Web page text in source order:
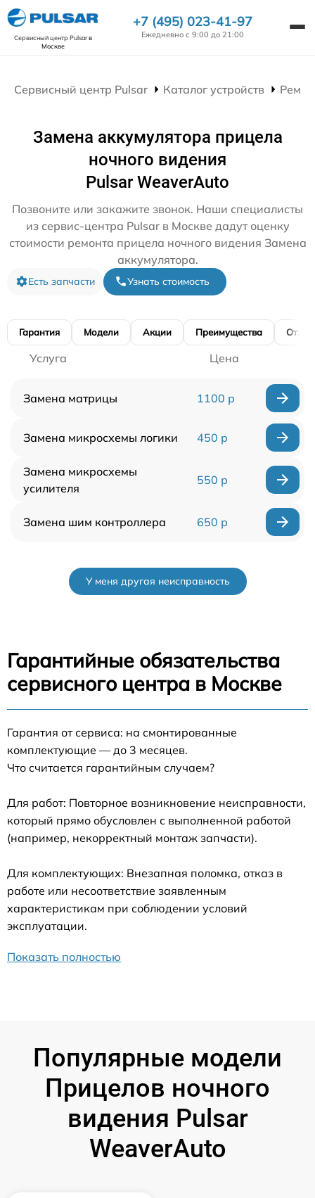
Сервисный центр Pulsarв
Москве
+7 (495) 023-41-97
Ежедневно с 9:00 до 21:00
Сервисный центр Pulsar Каталог устройств
Замена аккумулятора прицела
ночного видения
Pulsar WeaverAuto
Позвоните или закажите звонок. Наши специалисты
из сервис-центра Pulsar в Москве дадут оценку
стоимости ремонта прицела ночного видения Замена
аккумулятора.
Есть запчасти Узнать стоимость
Гарантия Модели Акции Преимущества
Услуга Цена
Замена матрицы 1100 р
Замена микросхемы логики 450 р
Замена микросхемы
усилителя
550 р
Замена шим контроллера 650 р
У меня другая неисправность
Гарантийные обязательства
сервисного центра в Москве
Гарантия от сервиса: на смонтированные
комплектующие — до 3 месяцев.
Что считается гарантийным случаем?
Для работ: Повторное возникновение неисправности,
который прямо обусловлен с выполненной работой
(например, некорректный монтаж запчасти).
Для комплектующих: Внезапная поломка, отказ в
работе или несоответствие заявленным
характеристикам при соблюдении условий
эксплуатации.
Показать полностью
Популярные модели
Прицелов ночного
видения Pulsar
WeaverAuto